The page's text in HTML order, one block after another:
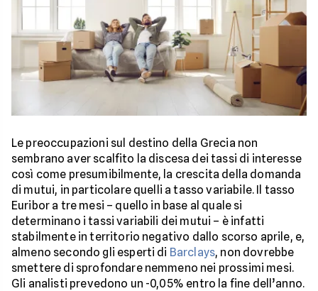
Le preoccupazioni sul destino della Grecia non
sembrano aver scalfito la discesa dei tassi di interesse
così come presumibilmente, la crescita della domanda
di mutui, in particolare quelli a tasso variabile. Il tasso
Euribor a tre mesi – quello in base al quale si
determinano i tassi variabili dei mutui – è infatti
stabilmente in territorio negativo dallo scorso aprile, e,
almeno secondo gli esperti di Barclays, non dovrebbe
smettere di sprofondare nemmeno nei prossimi mesi.
Gli analisti prevedono un -0,05% entro la fine dell’anno.